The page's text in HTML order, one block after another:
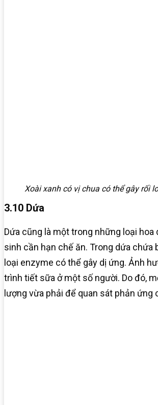
Xoài xanh có vị chua có thể gây rối
3.10 Dứa
Dứa cũng là một trong những loại hoa
sinh cần hạn chế ăn. Trong dứa chứa
loại enzyme có thể gây dị ứng. Ảnh
trình tiết sữa ở một số người. Do đó,
lượng vừa phải để quan sát phản ứng